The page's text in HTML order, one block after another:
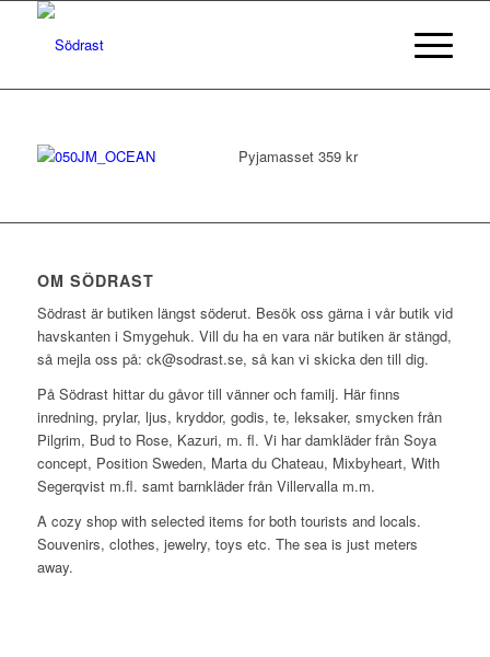
Pyjamasset 359 kr
OM SÖDRAST
Södrast är butiken längst söderut. Besök oss gärna i vår butik vid
havskanten i Smygehuk. Vill du ha en vara när butiken är stängd,
så mejla oss på: ck@sodrast.se, så kan vi skicka den till dig.
På Södrast hittar du gåvor till vänner och familj. Här finns
inredning, prylar, ljus, kryddor, godis, te, leksaker, smycken från
Pilgrim, Bud to Rose, Kazuri, m. fl. Vi har damkläder från Soya
concept, Position Sweden, Marta du Chateau, Mixbyheart, With
Segerqvist m.fl. samt barnkläder från Villervalla m.m.
A cozy shop with selected items for both tourists and locals.
Souvenirs, clothes, jewelry, toys etc. The sea is just meters
away.